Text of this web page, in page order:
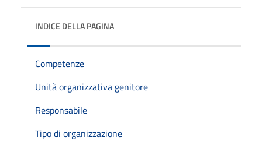
INDICE DELLA PAGINA
Competenze
Unità organizzativa genitore
Responsabile
Tipo di organizzazione